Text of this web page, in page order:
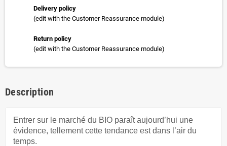
Delivery policy
(edit with the Customer Reassurance module)
Return policy
(edit with the Customer Reassurance module)
Description
Entrer sur le marché du BIO paraît aujourd’hui une
évidence, tellement cette tendance est dans l’air du
temps.